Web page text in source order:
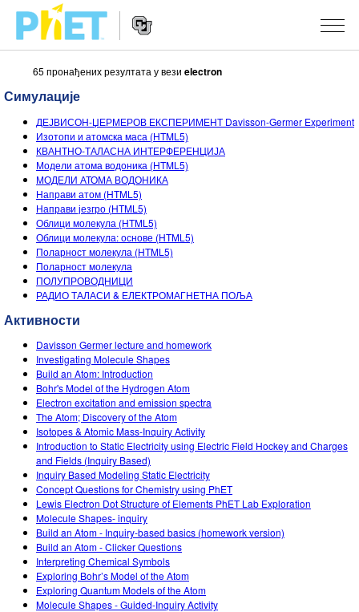
Претрага
вебсајта
Navigation
СИМУЛАЦИЈЕ
Све симулације
Физика
Математика & Статистика
Хемија
Земља& Свемир
Биологија
Customizable Sims
STUDIO
About Studio
Customizable Sims
Start a Free Trial
Purchase a License
УЧЕЊЕ
Претражи активности
Подели своје активности
Activity Contribution Guidelines
Виртуелне радионице
Teaching with PhET
ИСТРАЖИВАЊА
ИНИЦИЈАТИВЕ
Инклузивни дизајн
Data Fluency
DEIB in STEM Ed
SceneryStack OSE
Impact Report
ПРИЈАВИТЕ СЕ / РЕГИСТРУЈТЕ СЕ
65 пронађених резултата у вези electron
Симулације
ДЕЈВИСОН-ЏЕРМЕРОВ ЕКСПЕРИМЕНТ Davisson-Germer Experiment
Изотопи и атомска маса (HTML5)
КВАНТНО-ТАЛАСНА ИНТЕРФЕРЕНЦИЈА
Модели атома водоника (HTML5)
МОДЕЛИ АТОМА ВОДОНИКА
Направи атом (HTML5)
Направи језгро (HTML5)
Облици молекула (HTML5)
Облици молекула: основе (HTML5)
Поларност молекула (HTML5)
Поларност молекула
ПОЛУПРОВОДНИЦИ
РАДИО ТАЛАСИ & ЕЛЕКТРОМАГНЕТНА ПОЉА
Активности
Davisson Germer lecture and homework
Investigating Molecule Shapes
Build an Atom: Introduction
Bohr's Model of the Hydrogen Atom
Electron excitation and emission spectra
The Atom; Discovery of the Atom
Isotopes & Atomic Mass-Inquiry Activity
Introduction to Static Electricity using Electric Field Hockey and Charges
and Fields (Inquiry Based)
Inquiry Based Modeling Static Electricity
Concept Questions for Chemistry using PhET
Lewis Electron Dot Structure of Elements PhET Lab Exploration
Molecule Shapes- inquiry
Build an Atom - Inquiry-based basics (homework version)
Build an Atom - Clicker Questions
Interpreting Chemical Symbols
Exploring Bohr’s Model of the Atom
Exploring Quantum Models of the Atom
Molecule Shapes - Guided-Inquiry Activity